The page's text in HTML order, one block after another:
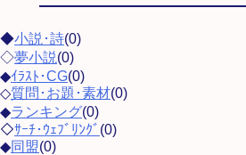
◆小説･詩(0)
◇夢小説(0)
◆ｲﾗｽﾄ･CG(0)
◇質問･お題･素材(0)
◆ランキング(0)
◇ｻｰﾁ･ｳｪﾌﾞﾘﾝｸﾞ (0)
◆同盟(0)